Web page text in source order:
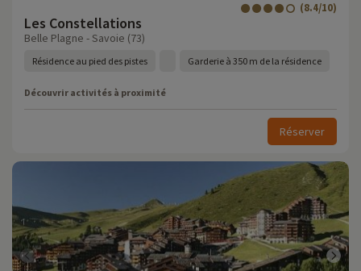
Les Constellations
(8.4/10)
Belle Plagne - Savoie (73)
Résidence au pied des pistes Garderie à 350 m de la résidence
Découvrir activités à proximité
Réserver